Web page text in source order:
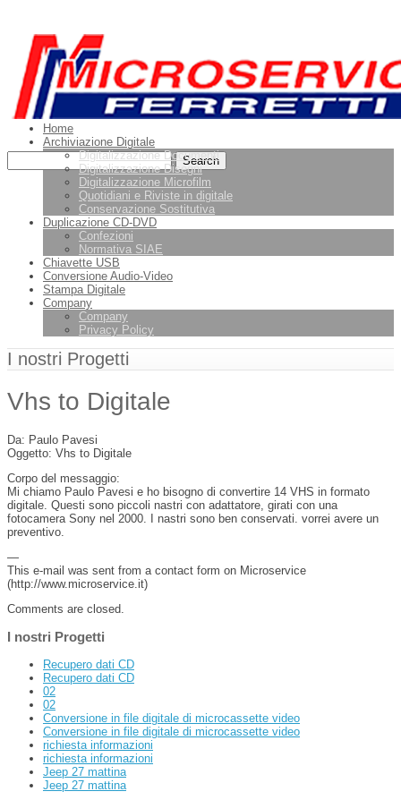
Home
Archiviazione Digitale
Digitalizzazione Documenti
Digitalizzazione Disegni
Digitalizzazione Microfilm
Quotidiani e Riviste in digitale
Conservazione Sostitutiva
Duplicazione CD-DVD
Confezioni
Normativa SIAE
Chiavette USB
Conversione Audio-Video
Stampa Digitale
Company
Company
Privacy Policy
I nostri Progetti
Vhs to Digitale
Da: Paulo Pavesi
Oggetto: Vhs to Digitale
Corpo del messaggio:
Mi chiamo Paulo Pavesi e ho bisogno di convertire 14 VHS in formato
digitale. Questi sono piccoli nastri con adattatore, girati con una
fotocamera Sony nel 2000. I nastri sono ben conservati. vorrei avere un
preventivo.
—
This e-mail was sent from a contact form on Microservice
(http://www.microservice.it)
Comments are closed.
I nostri Progetti
Recupero dati CD
Recupero dati CD
02
02
Conversione in file digitale di microcassette video
Conversione in file digitale di microcassette video
richiesta informazioni
richiesta informazioni
Jeep 27 mattina
Jeep 27 mattina